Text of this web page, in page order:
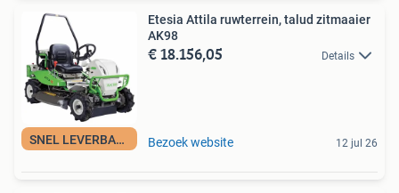
SNEL LEVERBAAR
Etesia Attila ruwterrein, talud zitmaaier
AK98
€ 18.156,05 Details
Bezoek website 12 jul 26